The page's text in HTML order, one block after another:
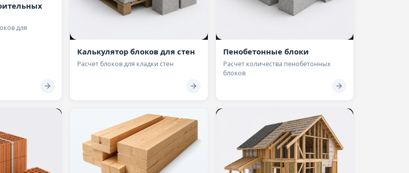
для
Калькулятор блоков для стен
Расчет блоков для кладки стен
Пенобетонные блоки
Расчет количества пенобетонных
блоков